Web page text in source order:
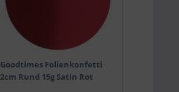
Goodtimes Folienkonfetti
2cm Rund 15g Satin Rot